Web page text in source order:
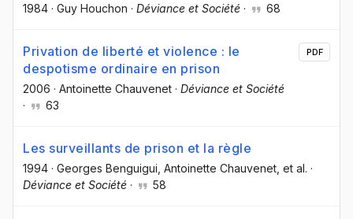
1984 · Guy Houchon · Déviance et Société · 68
Privation de liberté et violence : le
despotisme ordinaire en prison
2006 · Antoinette Chauvenet · Déviance et Société
·
63
PDF
Les surveillants de prison et la règle
1994 · Georges Benguigui , Antoinette Chauvenet , et al. ·
Déviance et Société · 58